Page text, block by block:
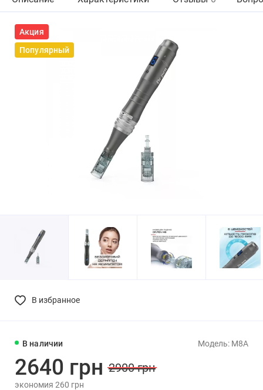
Акция
Популярный
В избранное
В наличии Модель: М8А
2640 грн 2900 грн
экономия 260 грн